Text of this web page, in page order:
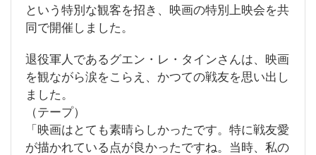
という特別な観客を招き、映画の特別上映会を共
同で開催しました。
退役軍人であるグエン・レ・タインさんは、映画
を観ながら涙をこらえ、かつての戦友を思い出し
ました。
（テープ）
「映画はとても素晴らしかったです。特に戦友愛
が描かれている点が良かったですね。当時、私の